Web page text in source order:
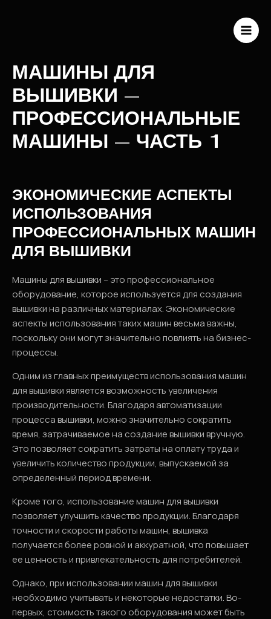
МАШИНЫ ДЛЯ
ВЫШИВКИ —
ПРОФЕССИОНАЛЬНЫЕ
МАШИНЫ — ЧАСТЬ 1
ЭКОНОМИЧЕСКИЕ АСПЕКТЫ
ИСПОЛЬЗОВАНИЯ
ПРОФЕССИОНАЛЬНЫХ МАШИН
ДЛЯ ВЫШИВКИ
Машины для вышивки – это профессиональное
оборудование, которое используется для создания
вышивки на различных материалах. Экономические
аспекты использования таких машин весьма важны,
поскольку они могут значительно повлиять на бизнес-
процессы.
Одним из главных преимуществ использования машин
для вышивки является возможность увеличения
производительности. Благодаря автоматизации
процесса вышивки, можно значительно сократить
время, затрачиваемое на создание вышивки вручную.
Это позволяет сократить затраты на оплату труда и
увеличить количество продукции, выпускаемой за
определенный период времени.
Кроме того, использование машин для вышивки
позволяет улучшить качество продукции. Благодаря
точности и скорости работы машин, вышивка
получается более ровной и аккуратной, что повышает
ее ценность и привлекательность для потребителей.
Однако, при использовании машин для вышивки
необходимо учитывать и некоторые недостатки. Во-
первых, стоимость такого оборудования может быть